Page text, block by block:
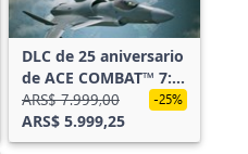
DLC de 25 aniversario
de ACE COMBAT™ 7:
SKIES UNKNOWN -
Conjunto de serie de
aviones originales
ARS$ 7.999,00
ARS$ 5.999,25
-25%